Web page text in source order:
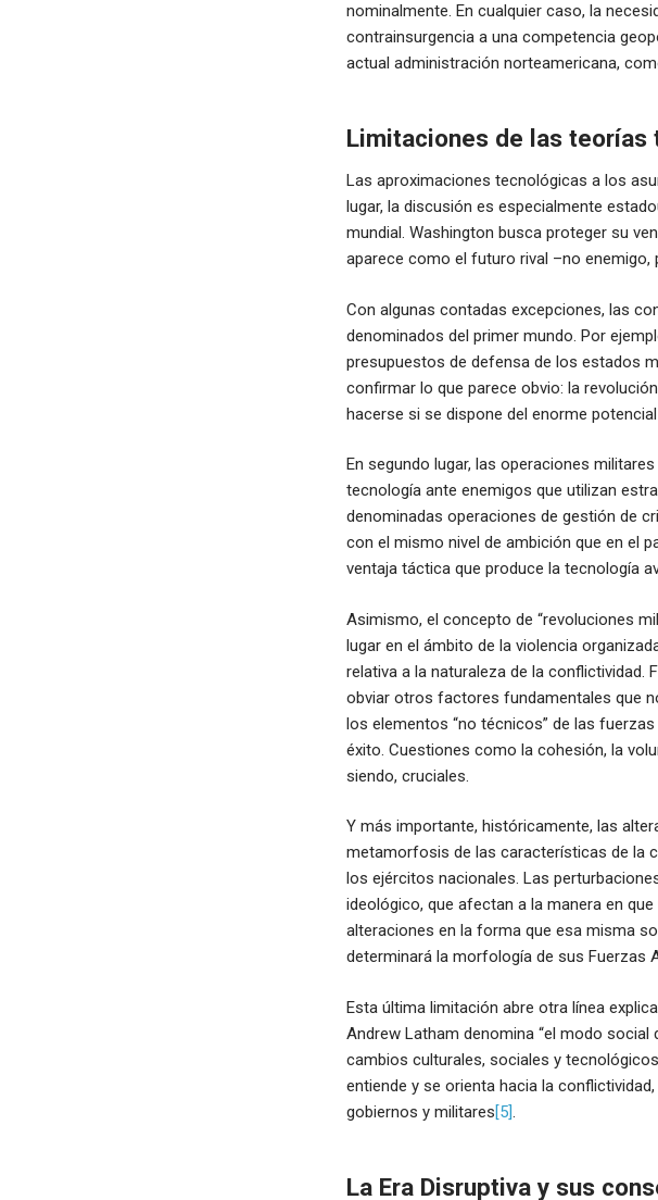
nominalmente. En cualquier caso, la
contrainsurgencia a una competencia
actual administración norteamericana,
Limitaciones de las teorías
Las aproximaciones tecnológicas a los
lugar, la discusión es especialmente
mundial. Washington busca proteger su
aparece como el futuro rival –no enemigo,
Con algunas contadas excepciones, las
denominados del primer mundo. Por
presupuestos de defensa de los estados
confirmar lo que parece obvio: la
hacerse si se dispone del enorme
En segundo lugar, las operaciones
tecnología ante enemigos que utilizan
denominadas operaciones de gestión de
con el mismo nivel de ambición que en el
ventaja táctica que produce la tecnología
Asimismo, el concepto de “revoluciones
lugar en el ámbito de la violencia
relativa a la naturaleza de la
obviar otros factores fundamentales que
los elementos “no técnicos” de las
éxito. Cuestiones como la cohesión, la
siendo, cruciales.
Y más importante, históricamente, las
metamorfosis de las características de la
los ejércitos nacionales. Las
ideológico, que afectan a la manera en
alteraciones en la forma que esa misma
determinará la morfología de sus Fuerzas
Esta última limitación abre otra línea
Andrew Latham denomina “el modo social
cambios culturales, sociales y
entiende y se orienta hacia la
gobiernos y militares[5].
La Era Disruptiva y sus